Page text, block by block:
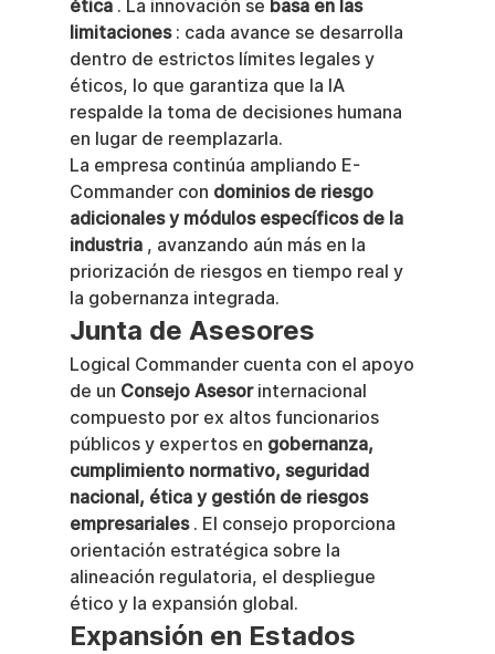
ética . La innovación se basa en las
limitaciones : cada avance se desarrolla
dentro de estrictos límites legales y
éticos, lo que garantiza que la IA
respalde la toma de decisiones humana
en lugar de reemplazarla.
La empresa continúa ampliando E-
Commander con dominios de riesgo
adicionales y módulos específicos de la
industria , avanzando aún más en la
priorización de riesgos en tiempo real y
la gobernanza integrada.
Junta de Asesores
Logical Commander cuenta con el apoyo
de un Consejo Asesor internacional
compuesto por ex altos funcionarios
públicos y expertos en gobernanza,
cumplimiento normativo, seguridad
nacional, ética y gestión de riesgos
empresariales . El consejo proporciona
orientación estratégica sobre la
alineación regulatoria, el despliegue
ético y la expansión global.
Expansión en Estados